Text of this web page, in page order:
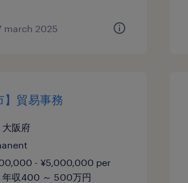
march 2025
】貿易事務
大阪府
- ¥5,000,000 per
年収400 ～ 500万円